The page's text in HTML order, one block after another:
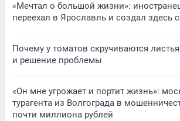
«Мечтал о большой жизни»:
переехал в Ярославль и создал здесь
Почему у томатов скручиваются
и решение проблемы
«Он мне угрожает и портит жизнь»:
турагента из Волгограда в
почти миллиона рублей